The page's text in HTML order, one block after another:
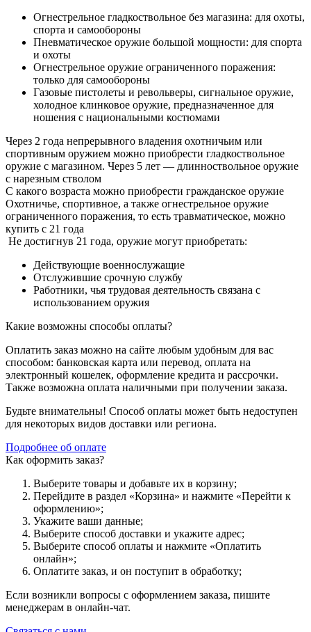
Огнестрельное гладкоствольное без магазина: для охоты,
спорта и самообороны
Пневматическое оружие большой мощности: для спорта
и охоты
Огнестрельное оружие ограниченного поражения:
только для самообороны
Газовые пистолеты и револьверы, сигнальное оружие,
холодное клинковое оружие, предназначенное для
ношения с национальными костюмами
Через 2 года непрерывного владения охотничьим или
спортивным оружием можно приобрести гладкоствольное
оружие с магазином. Через 5 лет — длинноствольное оружие
с нарезным стволом
С какого возраста можно приобрести гражданское оружие
Охотничье, спортивное, а также огнестрельное оружие
ограниченного поражения, то есть травматическое, можно
купить с 21 года
Не достигнув 21 года, оружие могут приобретать:
Действующие военнослужащие
Отслужившие срочную службу
Работники, чья трудовая деятельность связана с
использованием оружия
Какие возможны способы оплаты?
Оплатить заказ можно на сайте любым удобным для вас
способом: банковская карта или перевод, оплата на
электронный кошелек, оформление кредита и рассрочки.
Также возможна оплата наличными при получении заказа.
Будьте внимательны! Способ оплаты может быть недоступен
для некоторых видов доставки или региона.
Подробнее об оплате
Как оформить заказ?
Выберите товары и добавьте их в корзину;
Перейдите в раздел «Корзина» и нажмите «Перейти к
оформлению»;
Укажите ваши данные;
Выберите способ доставки и укажите адрес;
Выберите способ оплаты и нажмите «Оплатить
онлайн»;
Оплатите заказ, и он поступит в обработку;
Если возникли вопросы с оформлением заказа, пишите
менеджерам в онлайн-чат.